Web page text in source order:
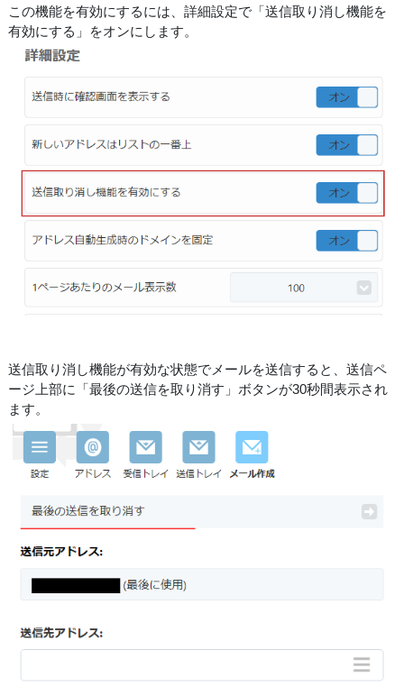
この機能を有効にするには、詳細設定で「送信取り消し機能を
有効にする」をオンにします。
送信取り消し機能が有効な状態でメールを送信すると、送信ペ
ージ上部に「最後の送信を取り消す」ボタンが30秒間表示され
ます。